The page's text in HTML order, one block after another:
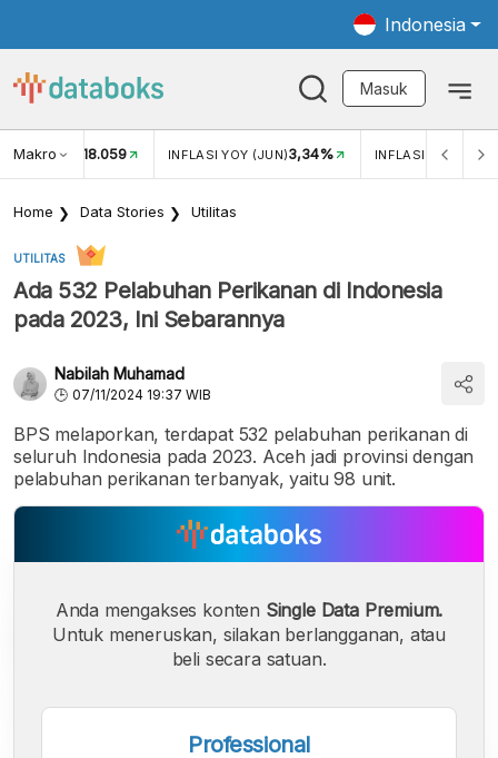
Indonesia
Masuk
Makro
USD/IDR 18.059 INFLASI YOY (JUN)3,34% INFLASI MOM
Home Data Stories Utilitas
UTILITAS
Ada 532 Pelabuhan Perikanan di Indonesia
pada 2023, Ini Sebarannya
Nabilah Muhamad
07/11/2024 19:37 WIB
BPS melaporkan, terdapat 532 pelabuhan perikanan di
seluruh Indonesia pada 2023. Aceh jadi provinsi dengan
pelabuhan perikanan terbanyak, yaitu 98 unit.
Anda mengakses konten Single Data Premium.
Untuk meneruskan, silakan berlangganan, atau
beli secara satuan.
Professional